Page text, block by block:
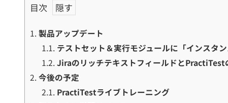
目次
1.製品アップデート
1.1. テストセット＆実行モジュールに「インスタ
1.2.Jiraのリッチテキストフィールドと
2.今後の予定
2.1. PractiTestライブトレーニング